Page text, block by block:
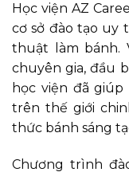
Học viện AZ
cơ sở đào tạo uy
thuật làm bánh.
chuyên gia, đầu
học viện đã
trên thế giới
thức bánh sáng
Chương trình